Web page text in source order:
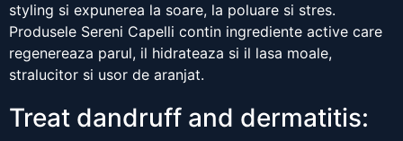
styling si expunerea la soare, la poluare si stres.
Produsele Sereni Capelli contin ingrediente active care
regenereaza parul, il hidrateaza si il lasa moale,
stralucitor si usor de aranjat.
Treat dandruff and dermatitis: